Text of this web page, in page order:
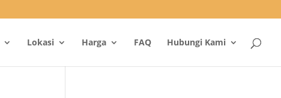
Lokasi Harga FAQ Hubungi Kami